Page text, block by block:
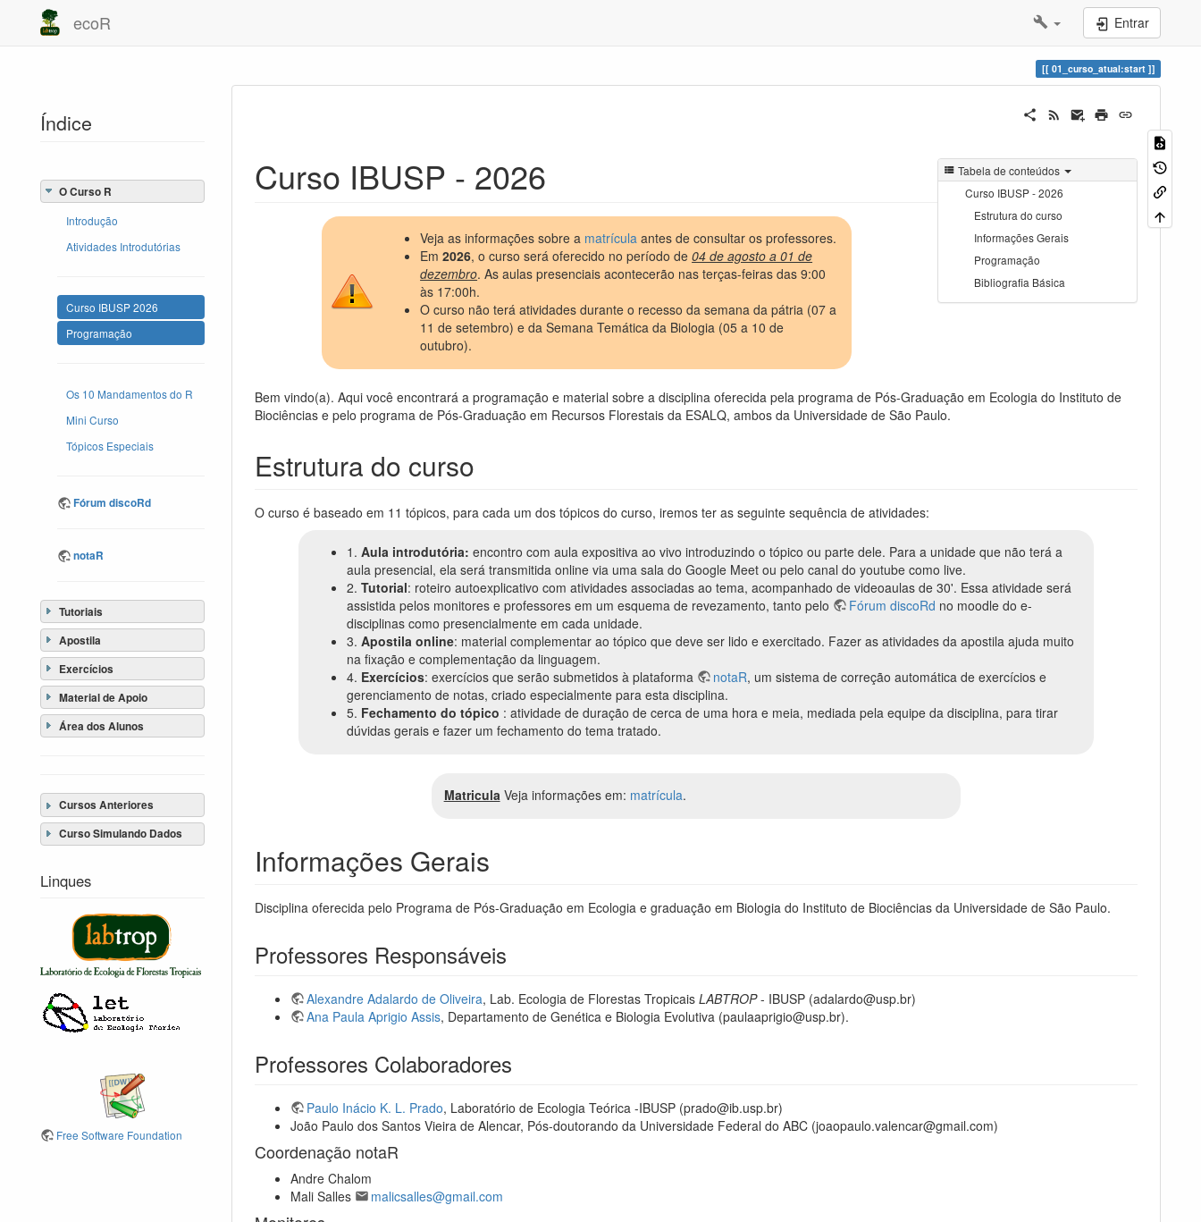
ecoR Entrar
01_curso_atual:start
Índice
O Curso R
Introdução
Atividades Introdutórias
Curso IBUSP 2026
Programação
Os 10 Mandamentos do R
Mini Curso
Tópicos Especiais
Fórum discoRd
notaR
Tutoriais
Apostila
Exercícios
Material de Apoio
Área dos Alunos
Cursos Anteriores
Curso Simulando Dados
Linques
Free Software Foundation
Tabela de conteúdos
Curso IBUSP - 2026
Estrutura do curso
Informações Gerais
Programação
Bibliografia Básica
Curso IBUSP - 2026
Veja as informações sobre a matrícula antes de consultar os professores.
Em2026, o curso será oferecido no período de04 de agosto a 01 de
dezembro. As aulas presenciais acontecerão nas terças-feiras das 9:00
às 17:00h.
O curso não terá atividades durante o recesso da semana da pátria (07 a
11 de setembro) e da Semana Temática da Biologia (05 a 10 de
outubro).
Bem vindo(a). Aqui você encontrará a programação e material sobre a disciplina oferecida pela programa de Pós-Graduação em Ecologia do Instituto de
Biociências e pelo programa de Pós-Graduação em Recursos Florestais da ESALQ, ambos da Universidade de São Paulo.
Estrutura do curso
O curso é baseado em 11 tópicos, para cada um dos tópicos do curso, iremos ter as seguinte sequência de atividades:
1.Aula introdutória: encontro com aula expositiva ao vivo introduzindo o tópico ou parte dele. Para a unidade que não terá a
aula presencial, ela será transmitida online via uma sala do Google Meet ou pelo canal do youtube como live.
2.Tutorial: roteiro autoexplicativo com atividades associadas ao tema, acompanhado de videoaulas de 30'. Essa atividade será
assistida pelos monitores e professores em um esquema de revezamento, tanto pelo
Fórum discoRd no moodle do e-
disciplinas como presencialmente em cada unidade.
3.Apostila online: material complementar ao tópico que deve ser lido e exercitado. Fazer as atividades da apostila ajuda muito
na fixação e complementação da linguagem.
4. Exercícios: exercícios que serão submetidos à plataforma notaR, um sistema de correção automática de exercícios e
gerenciamento de notas, criado especialmente para esta disciplina.
5. Fechamento do tópico : atividade de duração de cerca de uma hora e meia, mediada pela equipe da disciplina, para tirar
dúvidas gerais e fazer um fechamento do tema tratado.
Matricula Veja informações em: matrícula.
Informações Gerais
Disciplina oferecida pelo Programa de Pós-Graduação em Ecologia e graduação em Biologia do Instituto de Biociências da Universidade de São Paulo.
Professores Responsáveis
Alexandre Adalardo de Oliveira, Lab. Ecologia de Florestas Tropicais LABTROP- IBUSP (adalardo@usp.br)
Ana Paula Aprigio Assis, Departamento de Genética e Biologia Evolutiva (paulaaprigio@usp.br).
Professores Colaboradores
Paulo Inácio K. L. Prado, Laboratório de Ecologia Teórica -IBUSP (prado@ib.usp.br)
João Paulo dos Santos Vieira de Alencar, Pós-doutorando da Universidade Federal do ABC (joaopaulo.valencar@gmail.com)
Coordenação notaR
Andre Chalom
Mali Salles
malicsalles@gmail.com